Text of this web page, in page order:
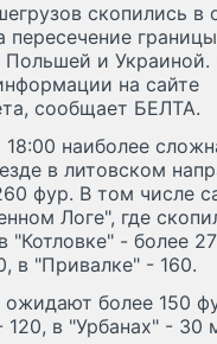
скопились в
пересечение
Польшей и Украиной.
на сайте
сообщает БЕЛТА.
наиболее
в литовском
фур. В том числе
Логе", где
"Котловке" - более
в "Привалке" - 160.
более 150
120, в "Урбанах" - 30